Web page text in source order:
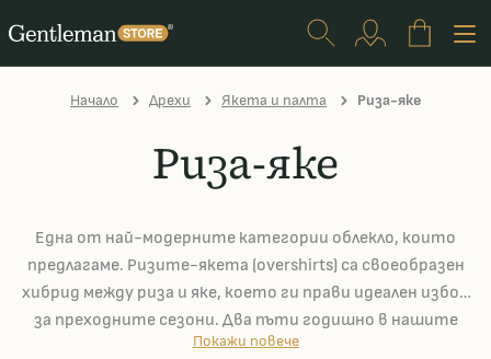
Начало Дрехи Якета и палта Риза-яке
Риза-яке
Една от най-модерните категории облекло, които
предлагаме. Ризите-якета (overshirts) са своеобразен
хибрид между риза и яке, което ги прави идеален избор
за преходните сезони. Два пъти годишно в нашите
сезонни колекции включваме модели най-често от
Покажи повече